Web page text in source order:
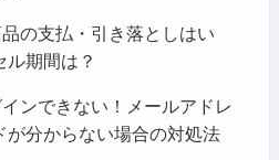
の支払・引き落としはい
ル期間は？
ンできない！メールアドレ
が分からない場合の対処法